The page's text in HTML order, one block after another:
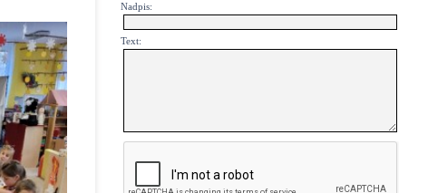
Nadpis:
Text: